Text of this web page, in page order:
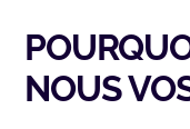
NOUS